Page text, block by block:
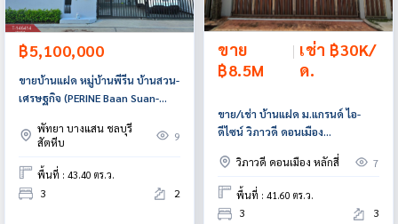
฿5,100,000
ขายบ้านแฝด หมู่บ้านพีรีน บ้านสวน-
เศรษฐกิจ (PERINE Baan Suan-
พัทยา บางแสน ชลบุรี
สัตหีบ
9
พื้นที่ : 43.40 ตร.ว.
3 2
ขาย
฿8.5M
| เช่า ฿30K/
ด.
ขาย/เช่า บ้านแฝด ม.แกรนด์ ไอ-
ดีไซน์ วิภาวดี ดอนเมือง
วิภาวดี ดอนเมือง หลักสี่
7
พื้นที่ : 41.60 ตร.ว.
3 3